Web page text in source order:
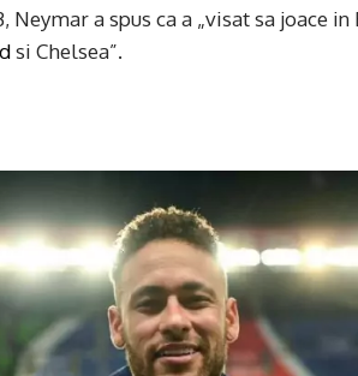
Neymar a spus ca a „visat sa joace
si Chelsea”.